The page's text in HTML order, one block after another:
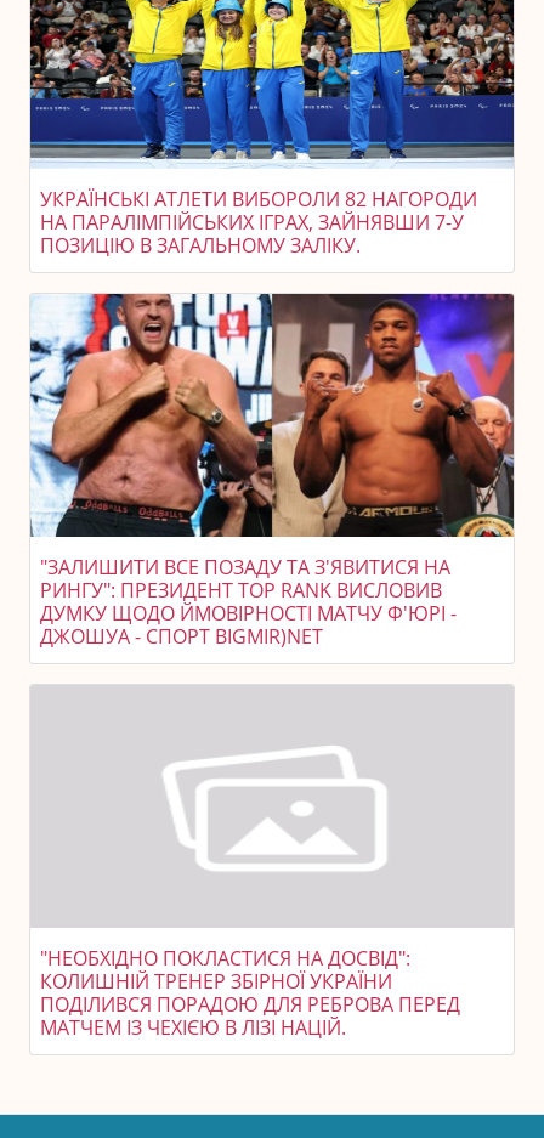
УКРАЇНСЬКІ АТЛЕТИ ВИБОРОЛИ 82 НАГОРОДИ
НА ПАРАЛІМПІЙСЬКИХ ІГРАХ, ЗАЙНЯВШИ 7-У
ПОЗИЦІЮ В ЗАГАЛЬНОМУ ЗАЛІКУ.
"ЗАЛИШИТИ ВСЕ ПОЗАДУ ТА З'ЯВИТИСЯ НА
РИНГУ": ПРЕЗИДЕНТ TOP RANK ВИСЛОВИВ
ДУМКУ ЩОДО ЙМОВІРНОСТІ МАТЧУ Ф'ЮРІ -
ДЖОШУА - СПОРТ BIGMIR)NET
"НЕОБХІДНО ПОКЛАСТИСЯ НА ДОСВІД":
КОЛИШНІЙ ТРЕНЕР ЗБІРНОЇ УКРАЇНИ
ПОДІЛИВСЯ ПОРАДОЮ ДЛЯ РЕБРОВА ПЕРЕД
МАТЧЕМ ІЗ ЧЕХІЄЮ В ЛІЗІ НАЦІЙ.